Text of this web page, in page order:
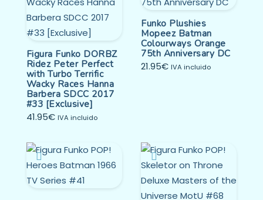
Figura Funko DORBZ
Ridez Peter Perfect
with Turbo Terrific
Wacky Races Hanna
Barbera SDCC 2017
#33 [Exclusive]
41.95€ IVA incluido
Funko Plushies
Mopeez Batman
Colourways Orange
75th Anniversary DC
21.95€ IVA incluido